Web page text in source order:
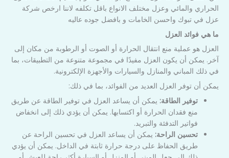
الحراري والمائي وعزل مختلف الانواع باقل تكلفه لاننا ارخص شركة
عزل في تبوك واحسن الخامات و بافضل جوده عاليه
ما هي فوائد العزل
العزل هو عملية منع انتقال الحرارة أو الصوت أو الرطوبة من مكان إلى
آخر. يمكن أن يكون العزل مفيدًا في مجموعة متنوعة من التطبيقات، بما
في ذلك المباني والمنازل والسيارات والأجهزة الإلكترونية.
يمكن أن توفر العزل العديد من الفوائد، بما في ذلك:
توفير الطاقة: يمكن أن يساعد العزل في توفير الطاقة عن طريق
منع فقدان الحرارة أو اكتسابها. يمكن أن يؤدي ذلك إلى انخفاض
فواتير التدفئة والتبريد.
تحسين الراحة: يمكن أن يساعد العزل في تحسين الراحة عن
طريق الحفاظ على درجة حرارة ثابتة في الداخل. يمكن أن يؤدي